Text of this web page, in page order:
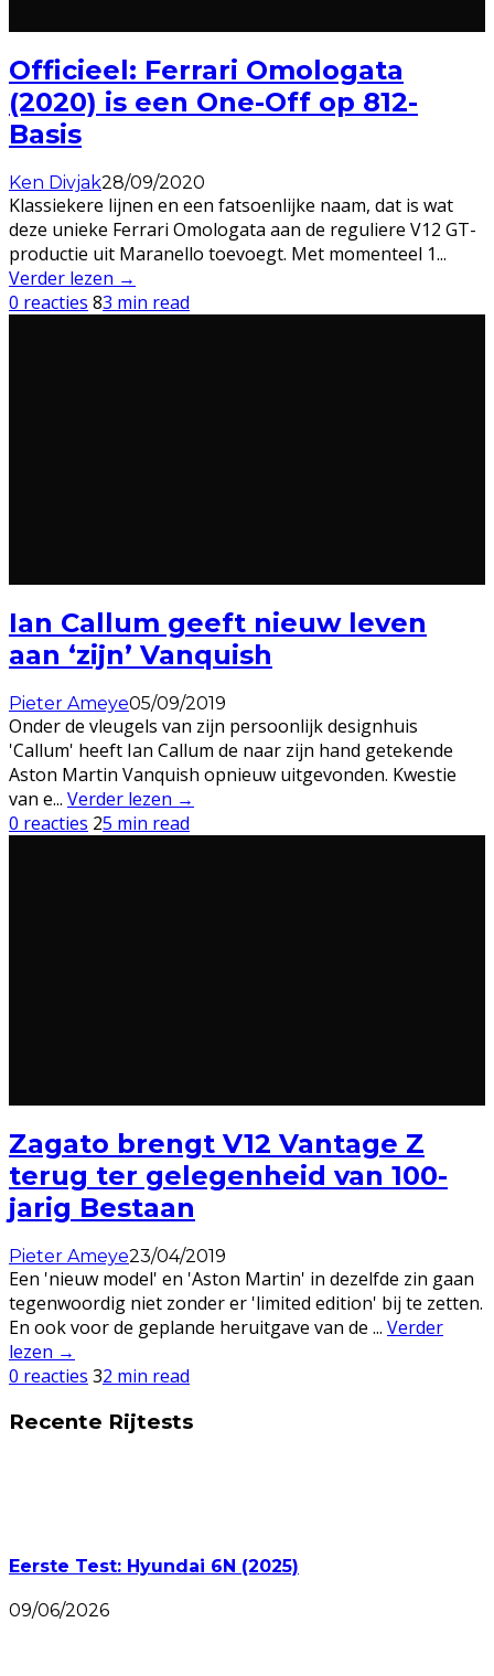
Officieel: Ferrari Omologata
(2020) is een One-Off op 812-
Basis
Ken Divjak28/09/2020
Klassiekere lijnen en een fatsoenlijke naam, dat is wat
deze unieke Ferrari Omologata aan de reguliere V12 GT-
productie uit Maranello toevoegt. Met momenteel 1...
Verder lezen →
0 reacties 83 min read
Ian Callum geeft nieuw leven
aan ‘zijn’ Vanquish
Pieter Ameye05/09/2019
Onder de vleugels van zijn persoonlijk designhuis
'Callum' heeft Ian Callum de naar zijn hand getekende
Aston Martin Vanquish opnieuw uitgevonden. Kwestie
van e... Verder lezen →
0 reacties 25 min read
Zagato brengt V12 Vantage Z
terug ter gelegenheid van 100-
jarig Bestaan
Pieter Ameye23/04/2019
Een 'nieuw model' en 'Aston Martin' in dezelfde zin gaan
tegenwoordig niet zonder er 'limited edition' bij te zetten.
En ook voor de geplande heruitgave van de ... Verder
lezen →
0 reacties 32 min read
Recente Rijtests
Eerste Test: Hyundai 6N (2025)
09/06/2026